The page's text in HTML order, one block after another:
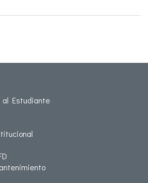
al Estudiante